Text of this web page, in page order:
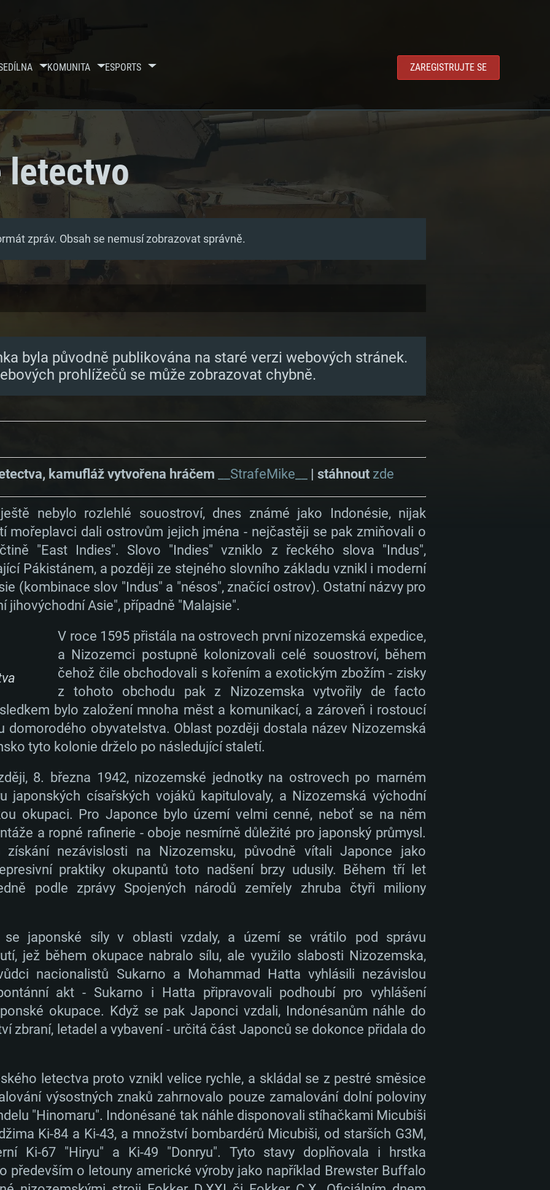
DÍLNA KOMUNITA ESPORTS ZAREGISTRUJTE SE
letectvo
zpráv. Obsah se nemusí zobrazovat správně.
byla původně publikována na staré verzi webových stránek.
prohlížečů se může zobrazovat chybně.
kamufláž vytvořena hráčem __StrafeMike__ | stáhnout zde
nebylo rozlehlé souostroví, dnes známé jako Indonésie, nijak
mořeplavci dali ostrovům jejich jména - nejčastěji se pak zmiňovali o
"East Indies". Slovo "Indies" vzniklo z řeckého slova "Indus",
Pákistánem, a později ze stejného slovního základu vznikl i moderní
(kombinace slov "Indus" a "nésos", značící ostrov). Ostatní názvy pro
jihovýchodní Asie", případně "Malajsie".
V roce 1595 přistála na ostrovech první nizozemská expedice,
a Nizozemci postupně kolonizovali celé souostroví, během
čehož čile obchodovali s kořením a exotickým zbožím - zisky
z tohoto obchodu pak z Nizozemska vytvořily de facto
bylo založení mnoha měst a komunikací, a zároveň i rostoucí
domorodého obyvatelstva. Oblast později dostala název Nizozemská
tyto kolonie drželo po následující staletí.
8. března 1942, nizozemské jednotky na ostrovech po marném
japonských císařských vojáků kapitulovaly, a Nizozemská východní
okupaci. Pro Japonce bylo území velmi cenné, neboť se na něm
a ropné rafinerie - oboje nesmírně důležité pro japonský průmysl.
nezávislosti na Nizozemsku, původně vítali Japonce jako
praktiky okupantů toto nadšení brzy udusily. Během tří let
podle zprávy Spojených národů zemřely zhruba čtyři miliony
se japonské síly v oblasti vzdaly, a území se vrátilo pod správu
jež během okupace nabralo sílu, ale využilo slabosti Nizozemska,
nacionalistů Sukarno a Mohammad Hatta vyhlásili nezávislou
akt - Sukarno i Hatta připravovali podhoubí pro vyhlášení
okupace. Když se pak Japonci vzdali, Indonésanům náhle do
zbraní, letadel a vybavení - určitá část Japonců se dokonce přidala do
letectva proto vznikl velice rychle, a skládal se z pestré směsice
výsostných znaků zahrnovalo pouze zamalování dolní poloviny
"Hinomaru". Indonésané tak náhle disponovali stíhačkami Micubiši
Ki-84 a Ki-43, a množství bombardérů Micubiši, od starších G3M,
Ki-67 "Hiryu" a Ki-49 "Donryu". Tyto stavy doplňovala i hrstka
především o letouny americké výroby jako například Brewster Buffalo